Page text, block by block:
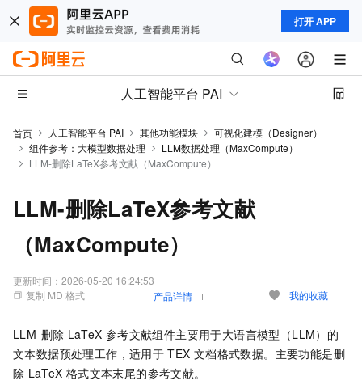
打开 APP
人工智能平台 PAI
首页 人工智能平台 PAI 其他功能模块
可视化建模（Designer）
组件参考：大模型数据处理
LLM数据处理（MaxCompute）
LLM-删除LaTeX参考文献（MaxCompute）
LLM-删除LaTeX参考文献
（MaxCompute）
更新时间： 2026-05-20 16:24:53
复制 MD 格式
产品详情 我的收藏
LLM-删除 LaTeX 参考文献组件主要用于大语言模型（LLM）的
文本数据预处理工作，适用于 TEX 文档格式数据。主要功能是删
除 LaTeX 格式文本末尾的参考文献。